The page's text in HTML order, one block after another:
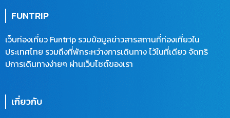
FUNTRIP
เว็บท่องเที่ยว Funtrip รวมข้อมูลข่าวสารสถานที่ท่องเที่ยวใน
ประเทศไทย รวมถึงที่พักระหว่างการเดินทาง ไว้ในที่เดียว จัดทริ
ปการเดินทางง่ายๆ ผ่านเว็บไซต์ของเรา
เกี่ยวกับ